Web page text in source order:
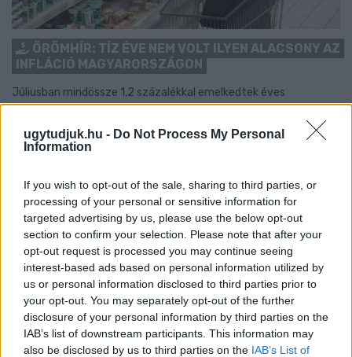
ugytudjuk.hu - Do Not Process My Personal
Information
If you wish to opt-out of the sale, sharing to third parties, or
processing of your personal or sensitive information for
targeted advertising by us, please use the below opt-out
section to confirm your selection. Please note that after your
opt-out request is processed you may continue seeing
interest-based ads based on personal information utilized by
us or personal information disclosed to third parties prior to
your opt-out. You may separately opt-out of the further
disclosure of your personal information by third parties on the
IAB’s list of downstream participants. This information may
also be disclosed by us to third parties on the IAB’s List of
ÖRÖMHÍR: TÍZ ÉVE NEM VOLT ILYEN ALACSONY AZ
INFLÁCIÓ MAGYARORSZÁGON
Júliusban mindössze 1,2 százalékkal emelkedtek éves
összevetésben a fogyasztói árak, miközben az élelmiszerek ára
már csökkent.